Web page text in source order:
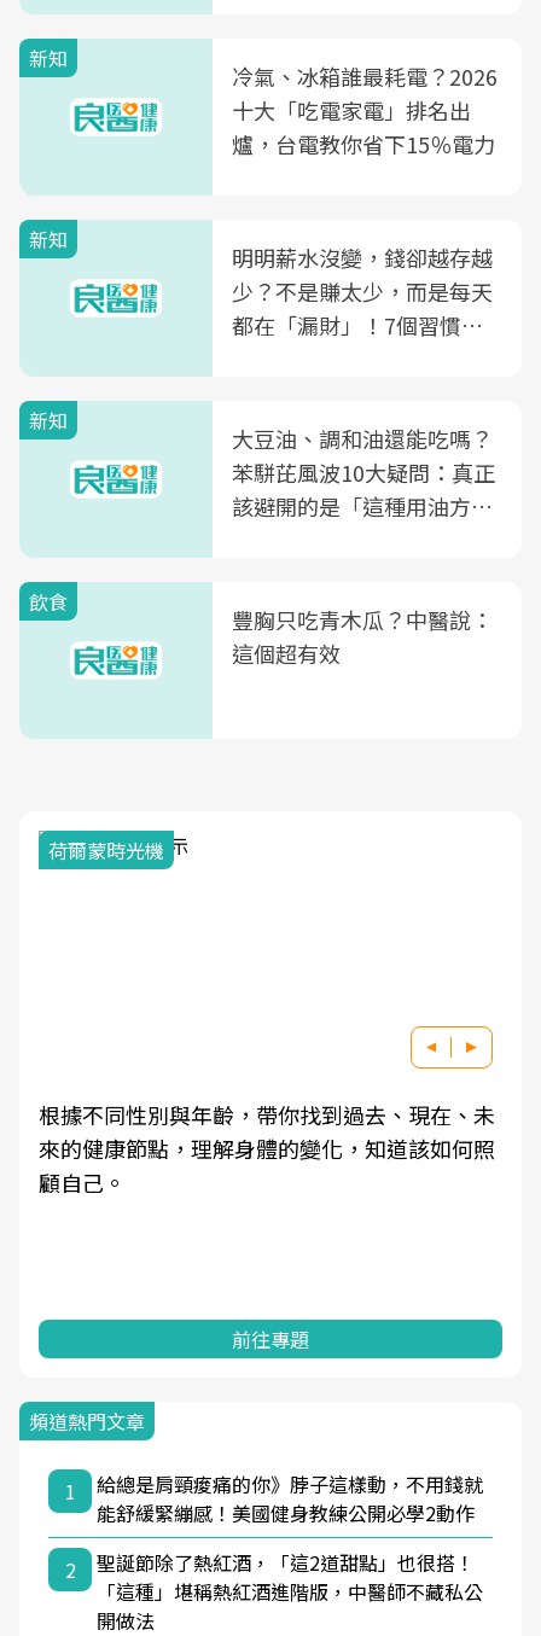
新知
冷氣、冰箱誰最耗電？2026
十大「吃電家電」排名出
爐，台電教你省下15％電力
新知
明明薪水沒變，錢卻越存越
少？不是賺太少，而是每天
都在「漏財」！7個習慣一
新知
大豆油、調和油還能吃嗎？
苯駢芘風波10大疑問：真正
該避開的是「這種用油方
飲食
豐胸只吃青木瓜？中醫說：
這個超有效
荷爾蒙時光機
根據不同性別與年齡，帶你找到過去、現在、未
來的健康節點，理解身體的變化，知道該如何照
顧自己。
前往專題
頻道熱門文章
1
給總是肩頸痠痛的你》脖子這樣動，不用錢就
能舒緩緊繃感！美國健身教練公開必學2動作
2
聖誕節除了熱紅酒，「這2道甜點」也很搭！
「這種」堪稱熱紅酒進階版，中醫師不藏私公
開做法